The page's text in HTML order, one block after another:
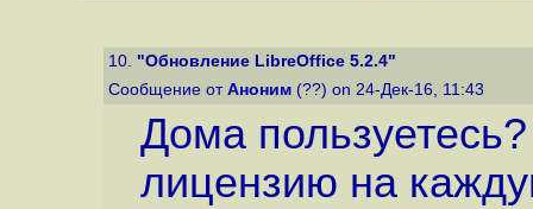
10. "Обновление LibreOffice 5.2.4"
Сообщение от Аноним (??) on 24-Дек-16, 11:43
Дома
лицензию на